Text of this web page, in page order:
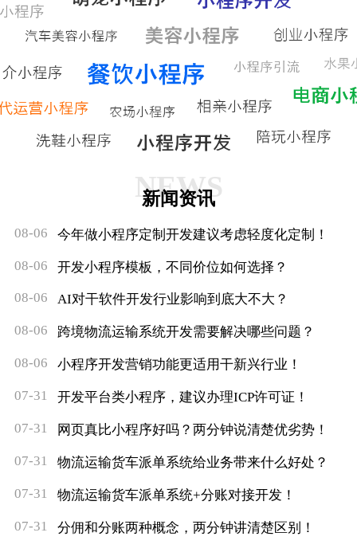
NEWS
新闻资讯
08-06 今年做小程序定制开发建议考虑轻度化定制！
08-06 开发小程序模板，不同价位如何选择？
08-06 AI对干软件开发行业影响到底大不大？
08-06 跨境物流运输系统开发需要解决哪些问题？
08-06 小程序开发营销功能更适用干新兴行业！
07-31 开发平台类小程序，建议办理ICP许可证！
07-31 网页真比小程序好吗？两分钟说清楚优劣势！
07-31 物流运输货车派单系统给业务带来什么好处？
07-31 物流运输货车派单系统+分账对接开发！
07-31 分佣和分账两种概念，两分钟讲清楚区别！